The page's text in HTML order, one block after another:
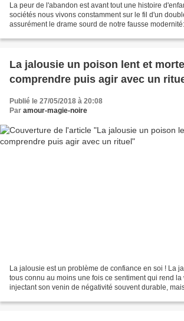
La peur de l'abandon est avant tout une histoire
sociétés nous vivons constamment sur le fil d'un
assurément le drame sourd de notre fausse
La jalousie un poison lent et
comprendre puis agir avec un
Publié le 27/05/2018 à 20:08
Par amour-magie-noire
La jalousie est un problème de confiance en soi ! La
tous connu au moins une fois ce sentiment qui rend
injectant son venin de négativité souvent durable,